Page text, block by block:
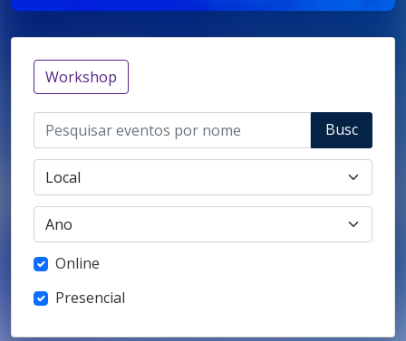
Workshop
Busc
ar
Online
Presencial